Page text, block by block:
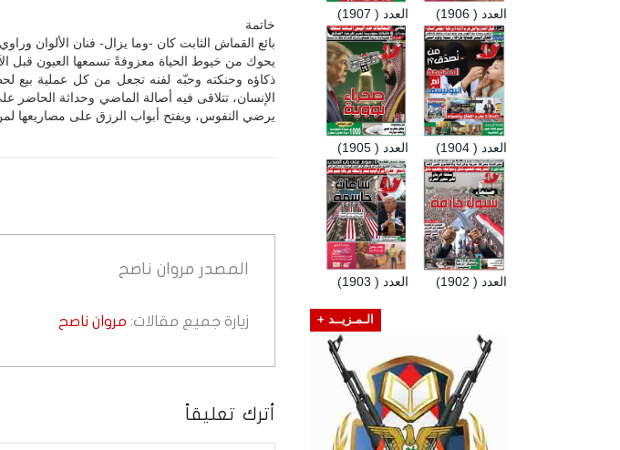
خاتمة
بائع القماش الثابت كان -وما يزال- فنان الألوان
يحوك من خيوط الحياة معزوفةً تسمعها العيون قبل
ذكاؤه وحنكته وحبّه لفنه تجعل من كل عملية بيع
الإنسان، تتلاقى فيه أصالة الماضي وحداثة
يرضي النفوس، ويفتح أبواب الرزق على مصاريعها
المصدر مروان ناصح
زيارة جميع مقالات: مروان ناصح
أترك تعليقاً
العدد ( 1907) العدد ( 1906)
العدد ( 1905) العدد ( 1904)
العدد ( 1903) العدد ( 1902)
الـمـزيــد +